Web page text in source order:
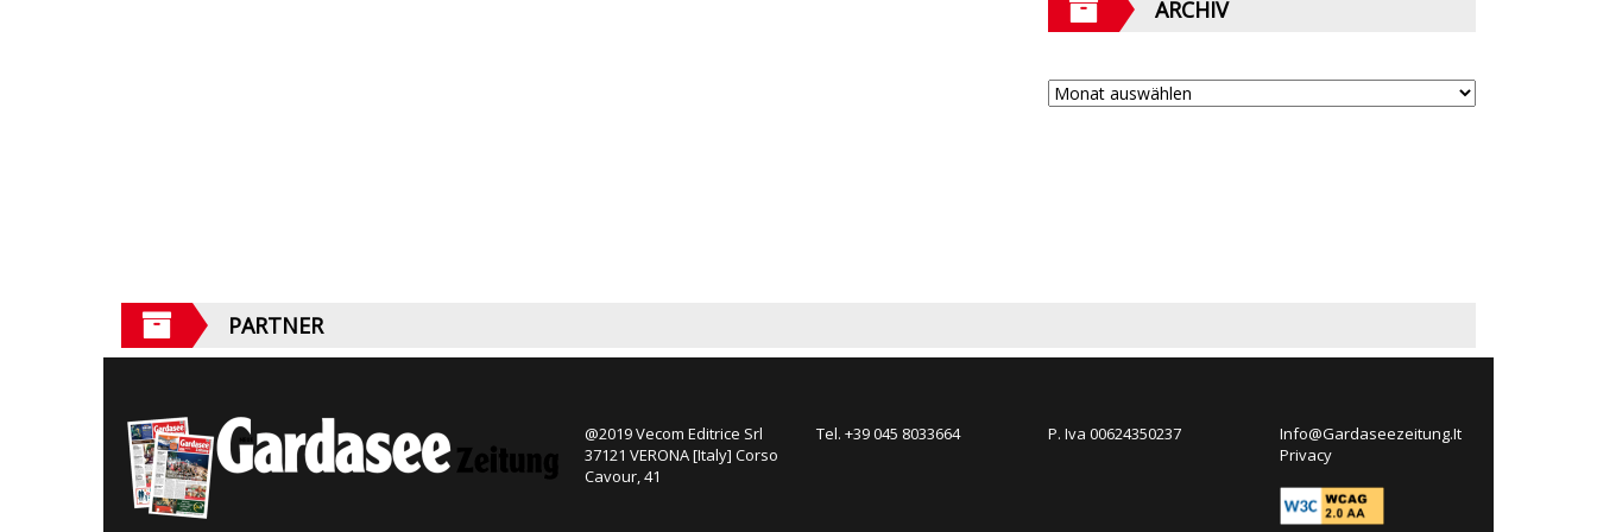
ARCHIV
PARTNER
@2019 Vecom Editrice Srl
37121 VERONA [Italy] Corso
Cavour, 41
Tel. +39 045 8033664 P. Iva 00624350237
Info@Gardaseezeitung.It
Privacy